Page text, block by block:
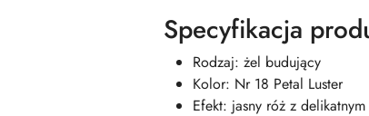
Specyfikacja
Rodzaj: żel budujący
Kolor: Nr 18 Petal Luster
Efekt: jasny róż z